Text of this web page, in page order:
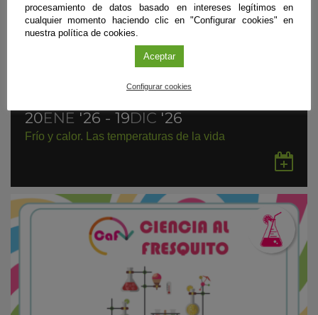
20ENE '26 - 19DIC '26
Frío y calor. Las temperaturas de la vida
en
procesamiento de datos basado en intereses legítimos en
cualquier momento haciendo clic en "Configurar cookies" en
nuestra política de cookies.
Aceptar
Configurar cookies